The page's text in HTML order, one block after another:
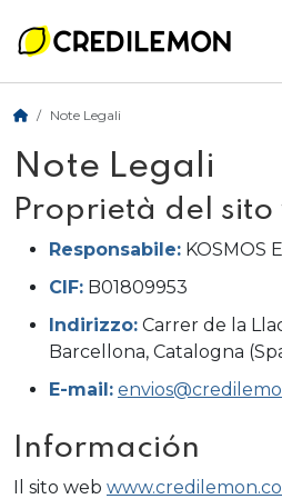
Note Legali
Note Legali
Proprietà del sito
Responsabile: KOSMOS
CIF: B01809953
Indirizzo: Carrer de la
Barcellona, ​​Catalogna
E-mail:
Información
Il sito web